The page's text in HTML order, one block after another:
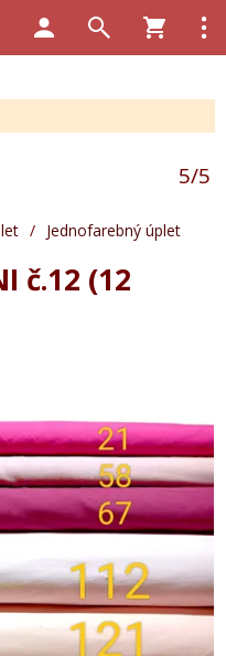
5/5
/ Jednofarebný úplet
č.12 (12